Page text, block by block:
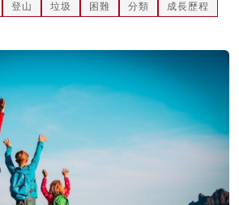
登山 垃圾 困難 分類
成長歷程